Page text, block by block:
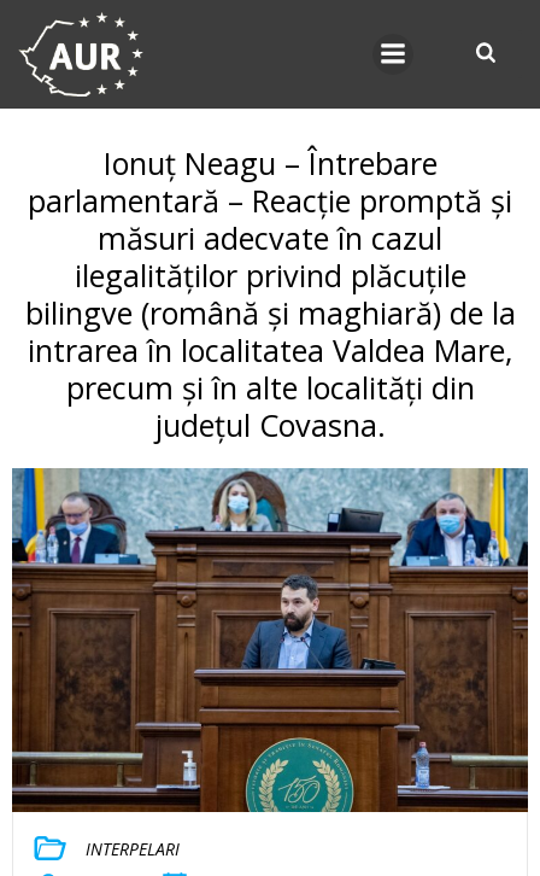
Ionuț Neagu – Întrebare
parlamentară – Reacție promptă și
măsuri adecvate în cazul
ilegalităților privind plăcuțile
bilingve (română și maghiară) de la
intrarea în localitatea Valdea Mare,
precum și în alte localități din
județul Covasna.
INTERPELARI